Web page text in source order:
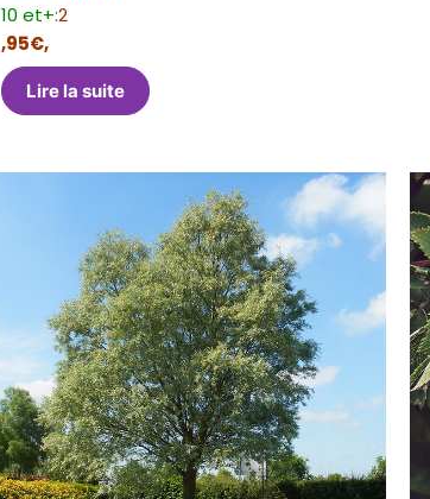
10 et+:2
,95€,
Lire la suite